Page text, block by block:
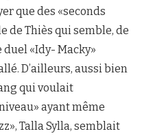
que des «seconds
de Thiès qui semble, de
«Idy- Macky»
D’ailleurs, aussi bien
qui voulait
ayant même
Talla Sylla, semblait